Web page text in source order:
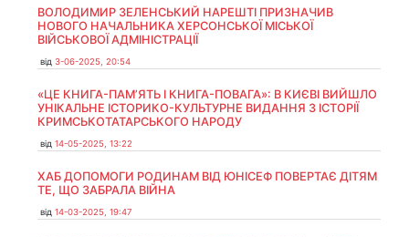
ВОЛОДИМИР ЗЕЛЕНСЬКИЙ НАРЕШТІ ПРИЗНАЧИВ
НОВОГО НАЧАЛЬНИКА ХЕРСОНСЬКОЇ МІСЬКОЇ
ВІЙСЬКОВОЇ АДМІНІСТРАЦІЇ
від 3-06-2025, 20:54
«ЦЕ КНИГА-ПАМ’ЯТЬ І КНИГА-ПОВАГА»: В КИЄВІ ВИЙШЛО
УНІКАЛЬНЕ ІСТОРИКО-КУЛЬТУРНЕ ВИДАННЯ З ІСТОРІЇ
КРИМСЬКОТАТАРСЬКОГО НАРОДУ
від 14-05-2025, 13:22
ХАБ ДОПОМОГИ РОДИНАМ ВІД ЮНІСЕФ ПОВЕРТАЄ ДІТЯМ
ТЕ, ЩО ЗАБРАЛА ВІЙНА
від 14-03-2025, 19:47